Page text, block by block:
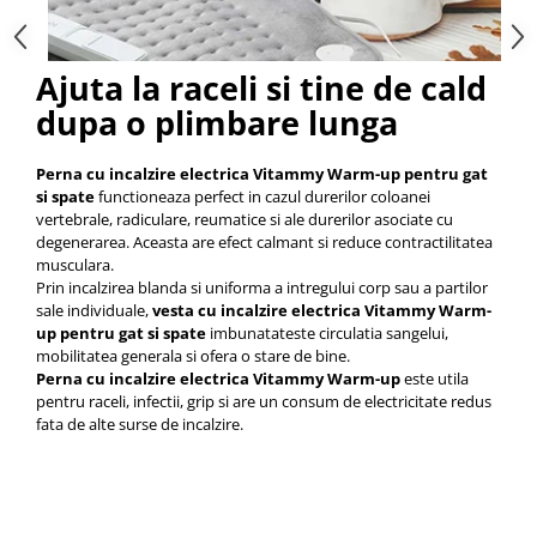
Ajuta la raceli si tine de cald
dupa o plimbare lunga
Perna cu incalzire electrica Vitammy Warm-up pentru gat
si spatefunctioneaza perfect in cazul durerilor coloanei
vertebrale, radiculare, reumatice si ale durerilor asociate cu
degenerarea. Aceasta are efect calmant si reduce contractilitatea
musculara.
Prin incalzirea blanda si uniforma a intregului corp sau a partilor
sale individuale,vesta cu incalzire electrica Vitammy Warm-
up pentru gat si spate imbunatateste circulatia sangelui,
mobilitatea generala si ofera o stare de bine.
Perna cu incalzire electrica Vitammy Warm-upeste utila
pentru raceli, infectii, grip si are un consum de electricitate redus
fata de alte surse de incalzire.